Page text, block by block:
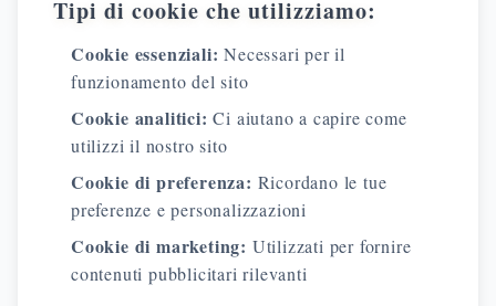
Tipi di cookie che utilizziamo:
Cookie essenziali: Necessari per il
funzionamento del sito
Cookie analitici: Ci aiutano a capire come
utilizzi il nostro sito
Cookie di preferenza: Ricordano le tue
preferenze e personalizzazioni
Cookie di marketing: Utilizzati per fornire
contenuti pubblicitari rilevanti